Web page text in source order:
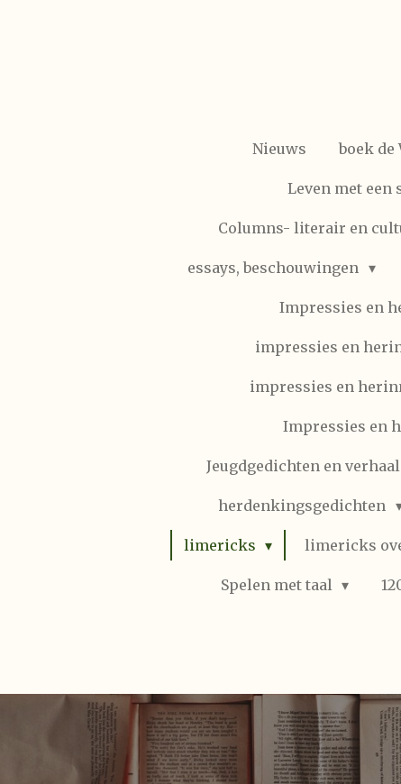
Nieuws boek de
Leven met een
Columns- literair en
essays, beschouwingen
Impressies en
impressies en
impressies en
Impressies en
Jeugdgedichten en verhaal
herdenkingsgedichten
limericks limericks
Spelen met taal